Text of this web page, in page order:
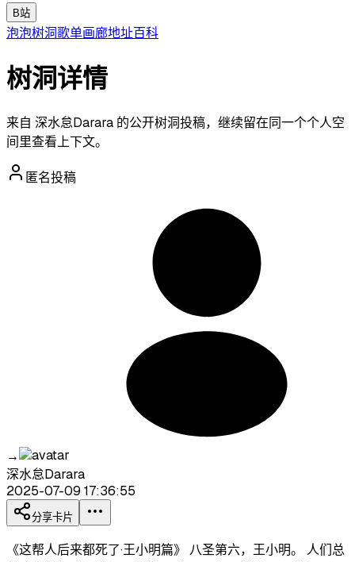
B站
泡泡树洞歌单画廊地址百科
树洞详情
来自 深水怠Darara 的公开树洞投稿，继续留在同一个个人空
间里查看上下文。
匿名投稿
→
深水怠Darara
2025-07-09 17:36:55
分享卡片
《这帮人后来都死了·王小明篇》 八圣第六，王小明。 人们总